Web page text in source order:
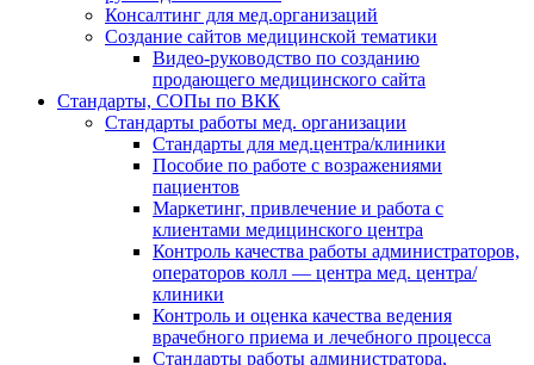
Консалтинг для мед.организаций
Создание сайтов медицинской тематики
Видео-руководство по созданию
продающего медицинского сайта
Стандарты, СОПы по ВКК
Стандарты работы мед. организации
Стандарты для мед.центра/клиники
Пособие по работе с возражениями
пациентов
Маркетинг, привлечение и работа с
клиентами медицинского центра
Контроль качества работы администраторов,
операторов колл — центра мед. центра/
клиники
Контроль и оценка качества ведения
врачебного приема и лечебного процесса
Стандарты работы администратора,